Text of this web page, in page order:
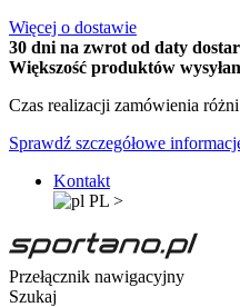
Więcej o dostawie
30 dni na zwrot od daty
Większość produktów
Czas realizacji zamówienia
Sprawdź szczegółowe
Kontakt
PL >
Przełącznik nawigacyjny
Szukaj